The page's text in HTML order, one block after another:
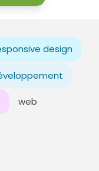
design
web